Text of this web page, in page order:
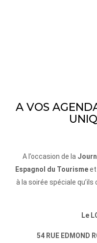
A VOS
A l’occasion de la
Espagnol du Tourismeet
à la soirée spéciale
Le
54 RUE EDMOND